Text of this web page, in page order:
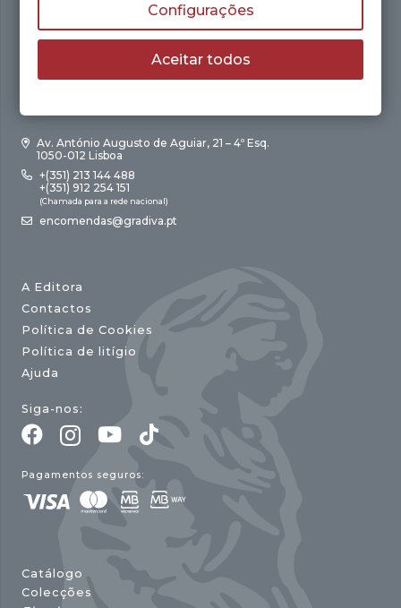
Av. António Augusto de Aguiar, 21 – 4º Esq.
1050-012 Lisboa
+(351) 213 144 488
+(351) 912 254 151
(Chamada para a rede nacional)
encomendas@gradiva.pt
A Editora
Contactos
Política de Cookies
Política de litígio
Ajuda
Siga-nos:
Pagamentos seguros:
Catálogo
Colecções
Configurações
Aceitar todos